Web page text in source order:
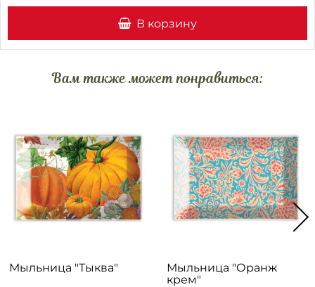
В корзину
Вам также может понравиться:
Мыльница "Тыква"
Мыльница "Оранж
крем"